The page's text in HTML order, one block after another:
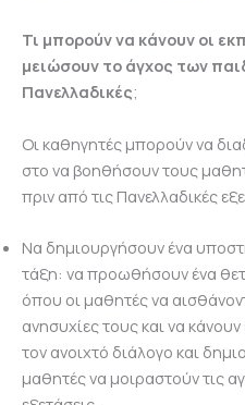
Τι μπορούν να κάνουν οι
μειώσουν το άγχος των
Πανελλαδικές;
Οι καθηγητές μπορούν να
στο να βοηθήσουν τους
πριν από τις Πανελλαδικές
Να δημιουργήσουν ένα
τάξη: να προωθήσουν ένα
όπου οι μαθητές να
ανησυχίες τους και να
τον ανοιχτό διάλογο και
μαθητές να μοιραστούν τις